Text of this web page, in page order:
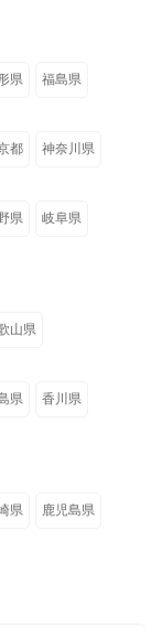
県 福島県
都 神奈川県
県 岐阜県
山県
県 香川県
県 鹿児島県